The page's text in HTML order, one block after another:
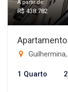
A partir de:
R$ 438.782
1 Quarto